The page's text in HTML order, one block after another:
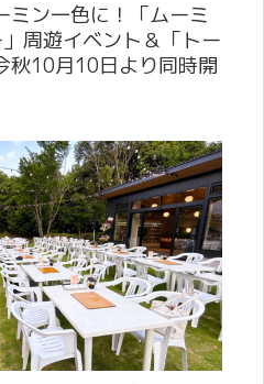
ミン一色に！「ムーミ
周遊イベント＆「トー
秋10月10日より同時開